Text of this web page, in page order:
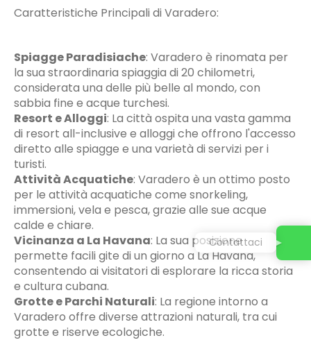
Caratteristiche Principali di Varadero:
Spiagge Paradisiache: Varadero è rinomata per
la sua straordinaria spiaggia di 20 chilometri,
considerata una delle più belle al mondo, con
sabbia fine e acque turchesi.
Resort e Alloggi: La città ospita una vasta gamma
di resort all-inclusive e alloggi che offrono l'accesso
diretto alle spiagge e una varietà di servizi per i
turisti.
Attività Acquatiche: Varadero è un ottimo posto
per le attività acquatiche come snorkeling,
immersioni, vela e pesca, grazie alle sue acque
calde e chiare.
Vicinanza a La Havana: La sua posizione
permette facili gite di un giorno a La Havana,
consentendo ai visitatori di esplorare la ricca storia
e cultura cubana.
Grotte e Parchi Naturali: La regione intorno a
Varadero offre diverse attrazioni naturali, tra cui
grotte e riserve ecologiche.
Contattaci